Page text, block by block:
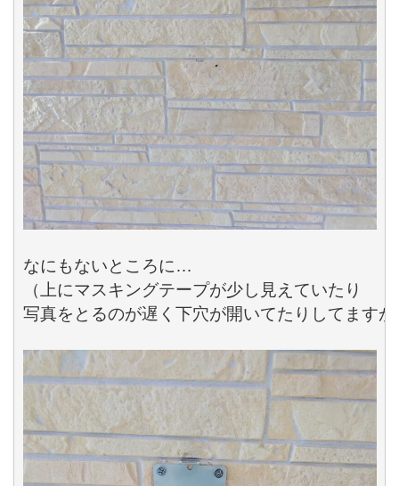
なにもないところに…
（上にマスキングテープが少し見えていたり
写真をとるのが遅く下穴が開いてたりしてますが